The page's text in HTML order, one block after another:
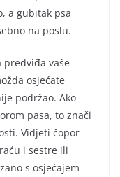
a gubitak psa
na poslu.
vaše
osjećate
podržao. Ako
pasa, to znači
Vidjeti čopor
i sestre ili
s osjećajem